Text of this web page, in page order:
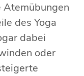
Atemübungen
des Yoga
dabei
oder